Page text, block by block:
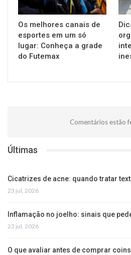
Os melhores canais de
esportes em um só
lugar: Conheça a grade
do Futemax
Comentários estão
Últimas
Cicatrizes de acne: quando tratar
23 jul, 2026
Inflamação no joelho: sinais que
23 jul, 2026
O que avaliar antes de comprar